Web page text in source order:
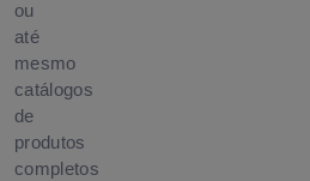
ou
até
mesmo
catálogos
de
produtos
completos